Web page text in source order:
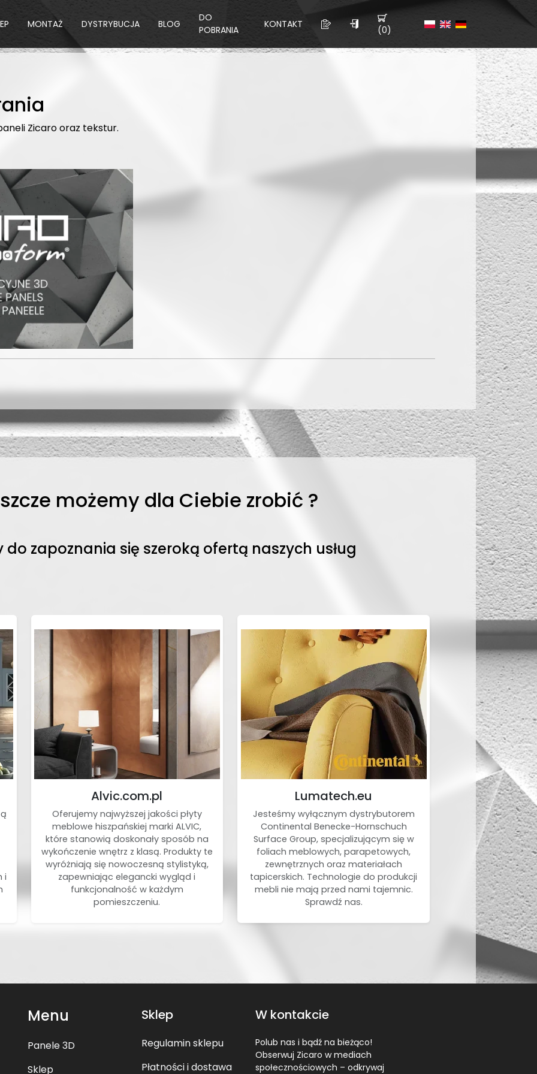
MONTAŻ DYSTRYBUCJA BLOG
DO
POBRANIA
KONTAKT
(0)
Zicaro oraz tekstur.
możemy dla Ciebie zrobić ?
zapoznania się szeroką ofertą naszych usług
i
Alvic.com.pl
Oferujemy najwyższej jakości płyty
meblowe hiszpańskiej marki ALVIC,
które stanowią doskonały sposób na
wykończenie wnętrz z klasą. Produkty te
wyróżniają się nowoczesną stylistyką,
zapewniając elegancki wygląd i
funkcjonalność w każdym
pomieszczeniu.
Lumatech.eu
Jesteśmy wyłącznym dystrybutorem
Continental Benecke-Hornschuch
Surface Group, specjalizującym się w
foliach meblowych, parapetowych,
zewnętrznych oraz materiałach
tapicerskich. Technologie do produkcji
mebli nie mają przed nami tajemnic.
Sprawdź nas.
Menu
Panele 3D
Sklep
Sklep
Regulamin sklepu
Płatności i dostawa
W kontakcie
Polub nas i bądź na bieżąco!
Obserwuj Zicaro w mediach
społecznościowych – odkrywaj